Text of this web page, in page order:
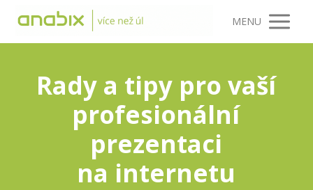
MENU
Rady a tipy pro vaší
profesionální
prezentaci
na internetu